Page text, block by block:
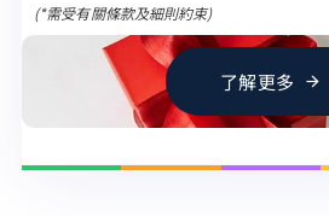
(*需受有關條款及細則約束)
了解更多